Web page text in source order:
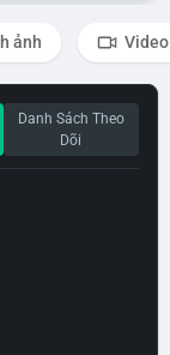
ảnh Video
Danh Sách Theo
Dõi